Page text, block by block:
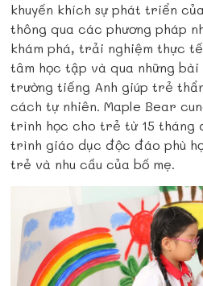
khuyến khích sự phát triển
thông qua các phương pháp
khám phá, trải nghiệm thực
tâm học tập và qua những
trường tiếng Anh giúp trẻ
cách tự nhiên. Maple Bear
trình học cho trẻ từ 15 tháng
trình giáo dục độc đáo phù
trẻ và nhu cầu của bố mẹ.